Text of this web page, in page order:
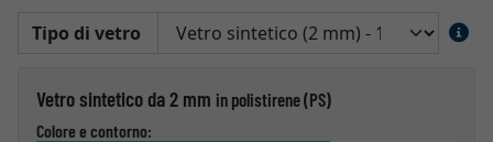
Tipo di vetro
Vetro sintetico da 2 mm in polistirene (PS)
Colore e contorno: